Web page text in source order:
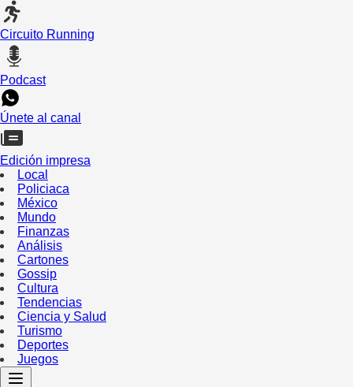
Circuito Running
Podcast
Únete al canal
Edición impresa
Local
Policiaca
México
Mundo
Finanzas
Análisis
Cartones
Gossip
Cultura
Tendencias
Ciencia y Salud
Turismo
Deportes
Juegos